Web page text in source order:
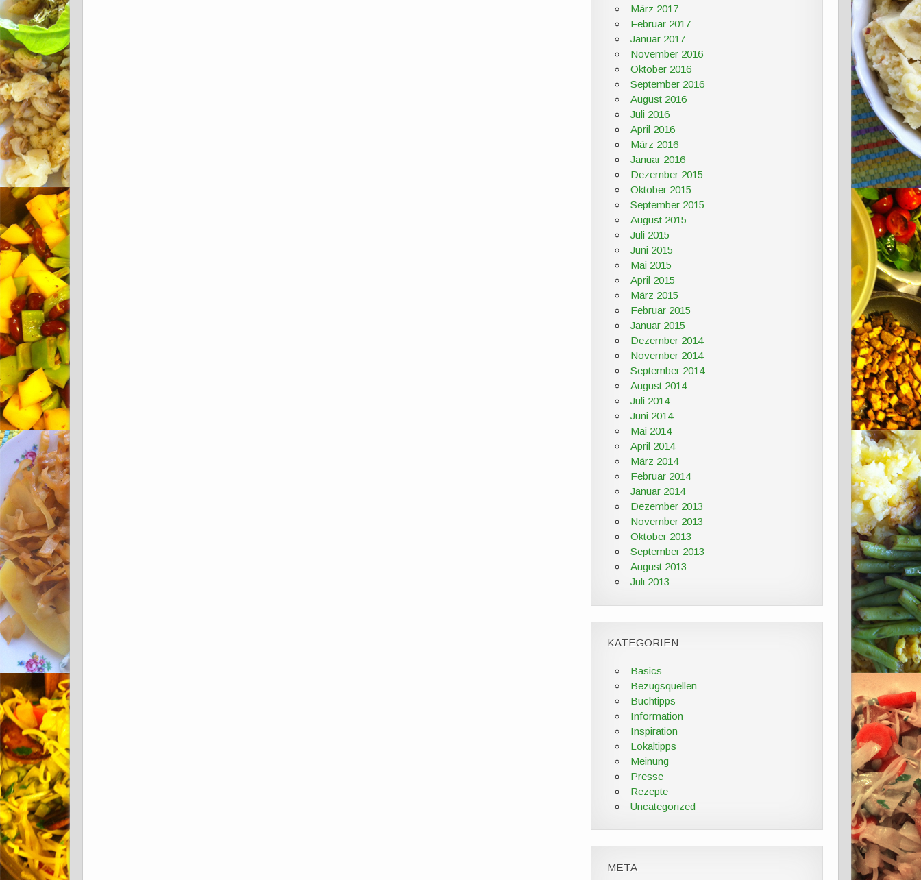
März 2017
Februar 2017
Januar 2017
November 2016
Oktober 2016
September 2016
August 2016
Juli 2016
April 2016
März 2016
Januar 2016
Dezember 2015
Oktober 2015
September 2015
August 2015
Juli 2015
Juni 2015
Mai 2015
April 2015
März 2015
Februar 2015
Januar 2015
Dezember 2014
November 2014
September 2014
August 2014
Juli 2014
Juni 2014
Mai 2014
April 2014
März 2014
Februar 2014
Januar 2014
Dezember 2013
November 2013
Oktober 2013
September 2013
August 2013
Juli 2013
KATEGORIEN
Basics
Bezugsquellen
Buchtipps
Information
Inspiration
Lokaltipps
Meinung
Presse
Rezepte
Uncategorized
META